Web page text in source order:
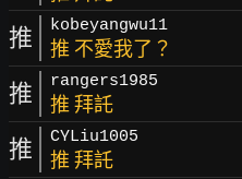
推 kobeyangwu11
推 不愛我了？
推 rangers1985
推 拜託
推 CYLiu1005
推 拜託